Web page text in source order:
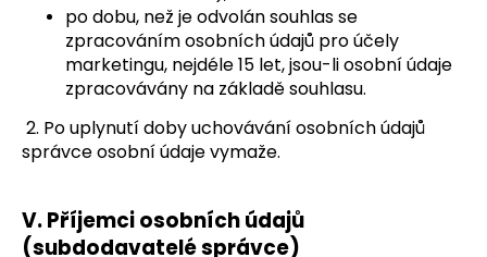
po dobu, než je odvolán souhlas se
zpracováním osobních údajů pro účely
marketingu, nejdéle 15 let, jsou-li osobní údaje
zpracovávány na základě souhlasu.
2. Po uplynutí doby uchovávání osobních údajů
správce osobní údaje vymaže.
V.Příjemci osobních údajů
(subdodavatelé správce)